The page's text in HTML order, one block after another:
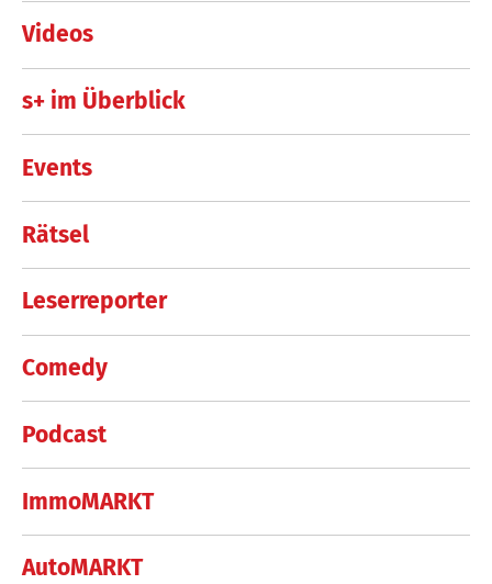
Videos
s+ im Überblick
Events
Rätsel
Leserreporter
Comedy
Podcast
ImmoMARKT
AutoMARKT